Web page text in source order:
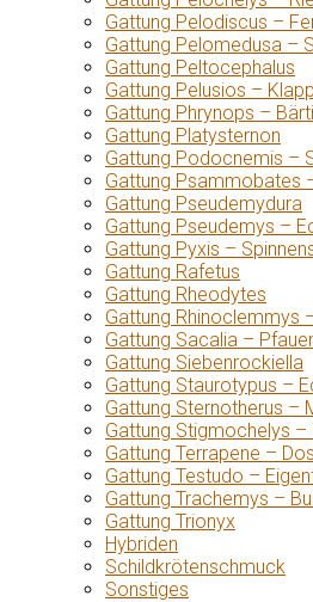
Gattung Pelodiscus –
Gattung Pelomedusa –
Gattung Peltocephalus
Gattung Pelusios –
Gattung Phrynops –
Gattung Platysternon
Gattung Podocnemis –
Gattung Psammobates
Gattung Pseudemydura
Gattung Pseudemys –
Gattung Pyxis –
Gattung Rafetus
Gattung Rheodytes
Gattung Rhinoclemmys
Gattung Sacalia –
Gattung Siebenrockiella
Gattung Staurotypus –
Gattung Sternotherus –
Gattung Stigmochelys
Gattung Terrapene –
Gattung Testudo –
Gattung Trachemys –
Gattung Trionyx
Hybriden
Schildkrötenschmuck
Sonstiges